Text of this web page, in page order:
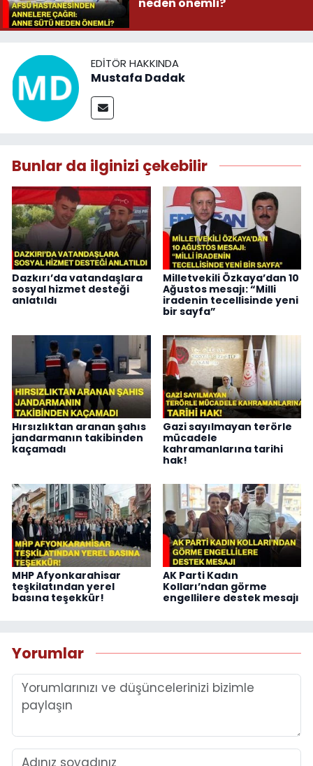
neden önemli?
EDITÖR HAKKINDA
Mustafa Dadak
Bunlar da ilginizi çekebilir
Dazkırı’da vatandaşlara
sosyal hizmet desteği
anlatıldı
Milletvekili Özkaya’dan 10
Ağustos mesajı: “Milli
iradenin tecellisinde yeni
bir sayfa”
Hırsızlıktan aranan şahıs
jandarmanın takibinden
kaçamadı
Gazi sayılmayan terörle
mücadele
kahramanlarına tarihi
hak!
MHP Afyonkarahisar
teşkilatından yerel
basına teşekkür!
AK Parti Kadın
Kolları’ndan görme
engellilere destek mesajı
Yorumlar